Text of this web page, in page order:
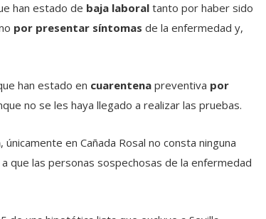
han estado de baja laboral tanto por haber sido
por presentar síntomas de la enfermedad y,
han estado en cuarentena preventiva por
no se les haya llegado a realizar las pruebas.
, únicamente en Cañada Rosal no consta ninguna
que las personas sospechosas de la enfermedad